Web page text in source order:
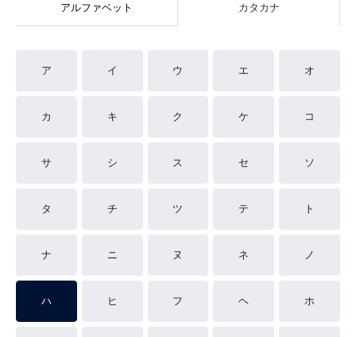
アルファベット カタカナ
ア イ ウ エ オ
カ キ ク ケ コ
サ シ ス セ ソ
タ チ ツ テ ト
ナ ニ ヌ ネ ノ
ハ ヒ フ ヘ ホ